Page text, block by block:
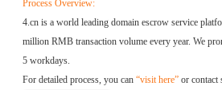
Process Overview:
4.cn is a world leading domain escrow service
million RMB transaction volume every year. We
5 workdays.
For detailed process, you can “visit here” or contact